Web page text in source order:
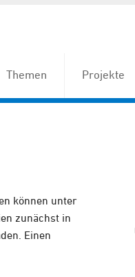
Themen Projekte
können unter
zunächst in
Einen